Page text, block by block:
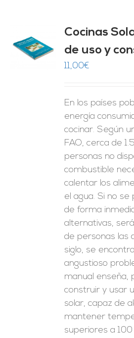
Cocinas
de uso y
11,00€
En los países
energía
cocinar. Según
FAO, cerca de
personas no
combustible
calentar los
el agua. Si no
de forma
alternativas,
de personas las
siglo, se
angustioso
manual enseña,
construir y usar
solar, capaz de
mantener
superiores a 100